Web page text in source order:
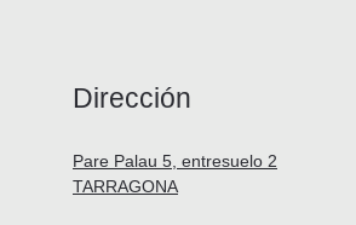
Dirección
Pare Palau 5, entresuelo 2
TARRAGONA